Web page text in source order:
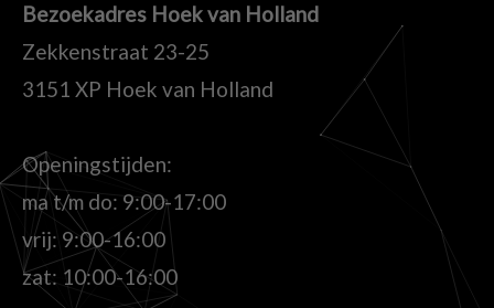
Bezoekadres Hoek van Holland
Zekkenstraat 23-25
3151 XP Hoek van Holland
Openingstijden:
ma t/m do: 9:00-17:00
vrij: 9:00-16:00
zat: 10:00-16:00